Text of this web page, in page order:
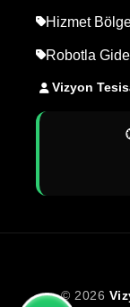
Hizmet
Robotla
Vizyon
© 2026